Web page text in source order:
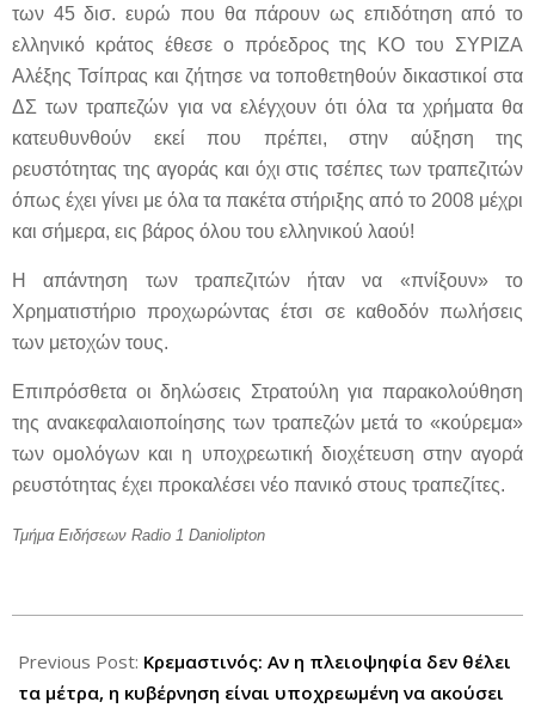
των 45 δισ. ευρώ που θα πάρουν ως επιδότηση από το
ελληνικό κράτος έθεσε ο πρόεδρος της ΚΟ του ΣΥΡΙΖΑ
Αλέξης Τσίπρας και ζήτησε να τοποθετηθούν δικαστικοί στα
ΔΣ των τραπεζών για να ελέγχουν ότι όλα τα χρήματα θα
κατευθυνθούν εκεί που πρέπει, στην αύξηση της
ρευστότητας της αγοράς και όχι στις τσέπες των τραπεζιτών
όπως έχει γίνει με όλα τα πακέτα στήριξης από το 2008 μέχρι
και σήμερα, εις βάρος όλου του ελληνικού λαού!
Η απάντηση των τραπεζιτών ήταν να «πνίξουν» το
Χρηματιστήριο προχωρώντας έτσι σε καθοδόν πωλήσεις
των μετοχών τους.
Επιπρόσθετα οι δηλώσεις Στρατούλη για παρακολούθηση
της ανακεφαλαιοποίησης των τραπεζών μετά το «κούρεμα»
των ομολόγων και η υποχρεωτική διοχέτευση στην αγορά
ρευστότητας έχει προκαλέσει νέο πανικό στους τραπεζίτες.
Τμήμα Ειδήσεων Radio 1 Daniolipton
08-
02
Previous Post: Κρεμαστινός: Αν η πλειοψηφία δεν θέλει
τα μέτρα, η κυβέρνηση είναι υποχρεωμένη να ακούσει